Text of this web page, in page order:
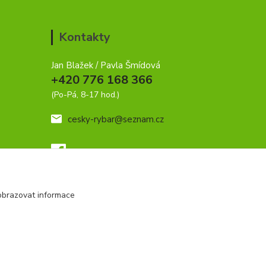
Kontakty
Jan Blažek / Pavla Šmídová
+420 776 168 366
(Po-Pá, 8-17 hod.)
cesky-rybar@seznam.cz
informace